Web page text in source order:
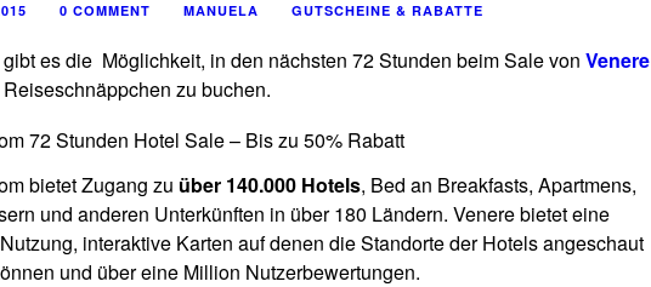
0 COMMENT MANUELA GUTSCHEINE & RABATTE
es die Möglichkeit, in den nächsten 72 Stunden beim Sale von Venere
zu buchen.
72 Stunden Hotel Sale – Bis zu 50% Rabatt
bietet Zugang zu über 140.000 Hotels, Bed an Breakfasts, Apartmens,
und anderen Unterkünften in über 180 Ländern. Venere bietet eine
interaktive Karten auf denen die Standorte der Hotels angeschaut
und über eine Million Nutzerbewertungen.